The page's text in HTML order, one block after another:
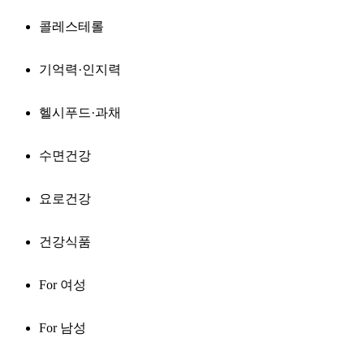
콜레스테롤
기억력·인지력
헬시푸드·과채
수면건강
요로건강
건강식품
For 여성
For 남성